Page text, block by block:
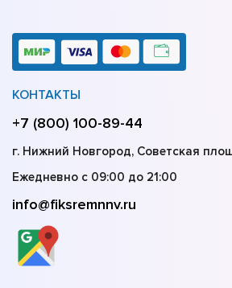
КОНТАКТЫ
+7 (800) 100-89-44
г. Нижний Новгород, Советская
Ежедневно с 09:00 до 21:00
info@fiksremnnv.ru